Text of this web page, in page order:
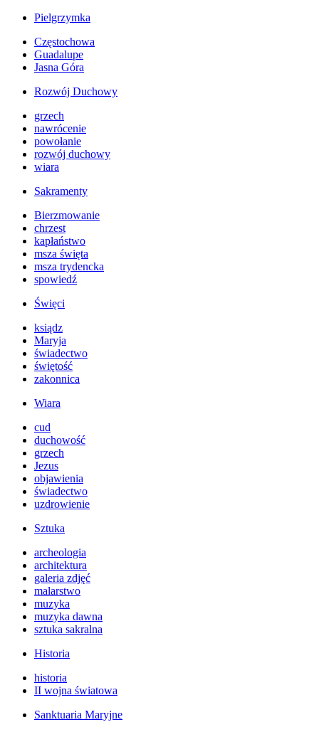
Pielgrzymka
Częstochowa
Guadalupe
Jasna Góra
Rozwój Duchowy
grzech
nawrócenie
powołanie
rozwój duchowy
wiara
Sakramenty
Bierzmowanie
chrzest
kapłaństwo
msza święta
msza trydencka
spowiedź
Święci
ksiądz
Maryja
świadectwo
świętość
zakonnica
Wiara
cud
duchowość
grzech
Jezus
objawienia
świadectwo
uzdrowienie
Sztuka
archeologia
architektura
galeria zdjęć
malarstwo
muzyka
muzyka dawna
sztuka sakralna
Historia
historia
II wojna światowa
Sanktuaria Maryjne